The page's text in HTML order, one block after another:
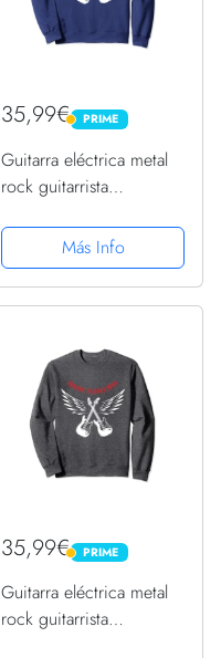
35,99€ PRIME
PRIME
Guitarra eléctrica metal
rock guitarrista
SudaderaMás Info
35,99€ PRIME
PRIME
Guitarra eléctrica metal
rock guitarrista